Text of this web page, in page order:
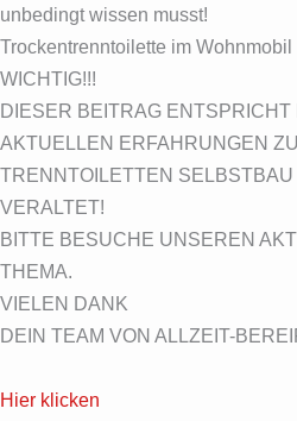
unbedingt wissen musst!
Trockentrenntoilette im Wohnmobil
WICHTIG!!!
DIESER BEITRAG
AKTUELLEN ERFAHRUNGEN
TRENNTOILETTEN
VERALTET!
BITTE BESUCHE UNSEREN
THEMA.
VIELEN DANK
DEIN TEAM VON ALLZEIT-
Hier klicken